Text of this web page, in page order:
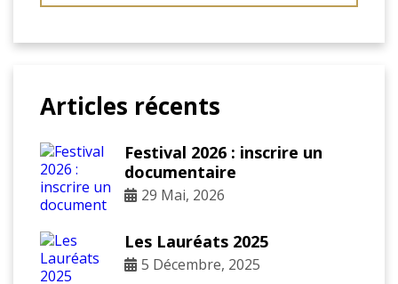
Articles récents
Festival 2026 : inscrire un
documentaire
29 Mai, 2026
Les Lauréats 2025
5 Décembre, 2025